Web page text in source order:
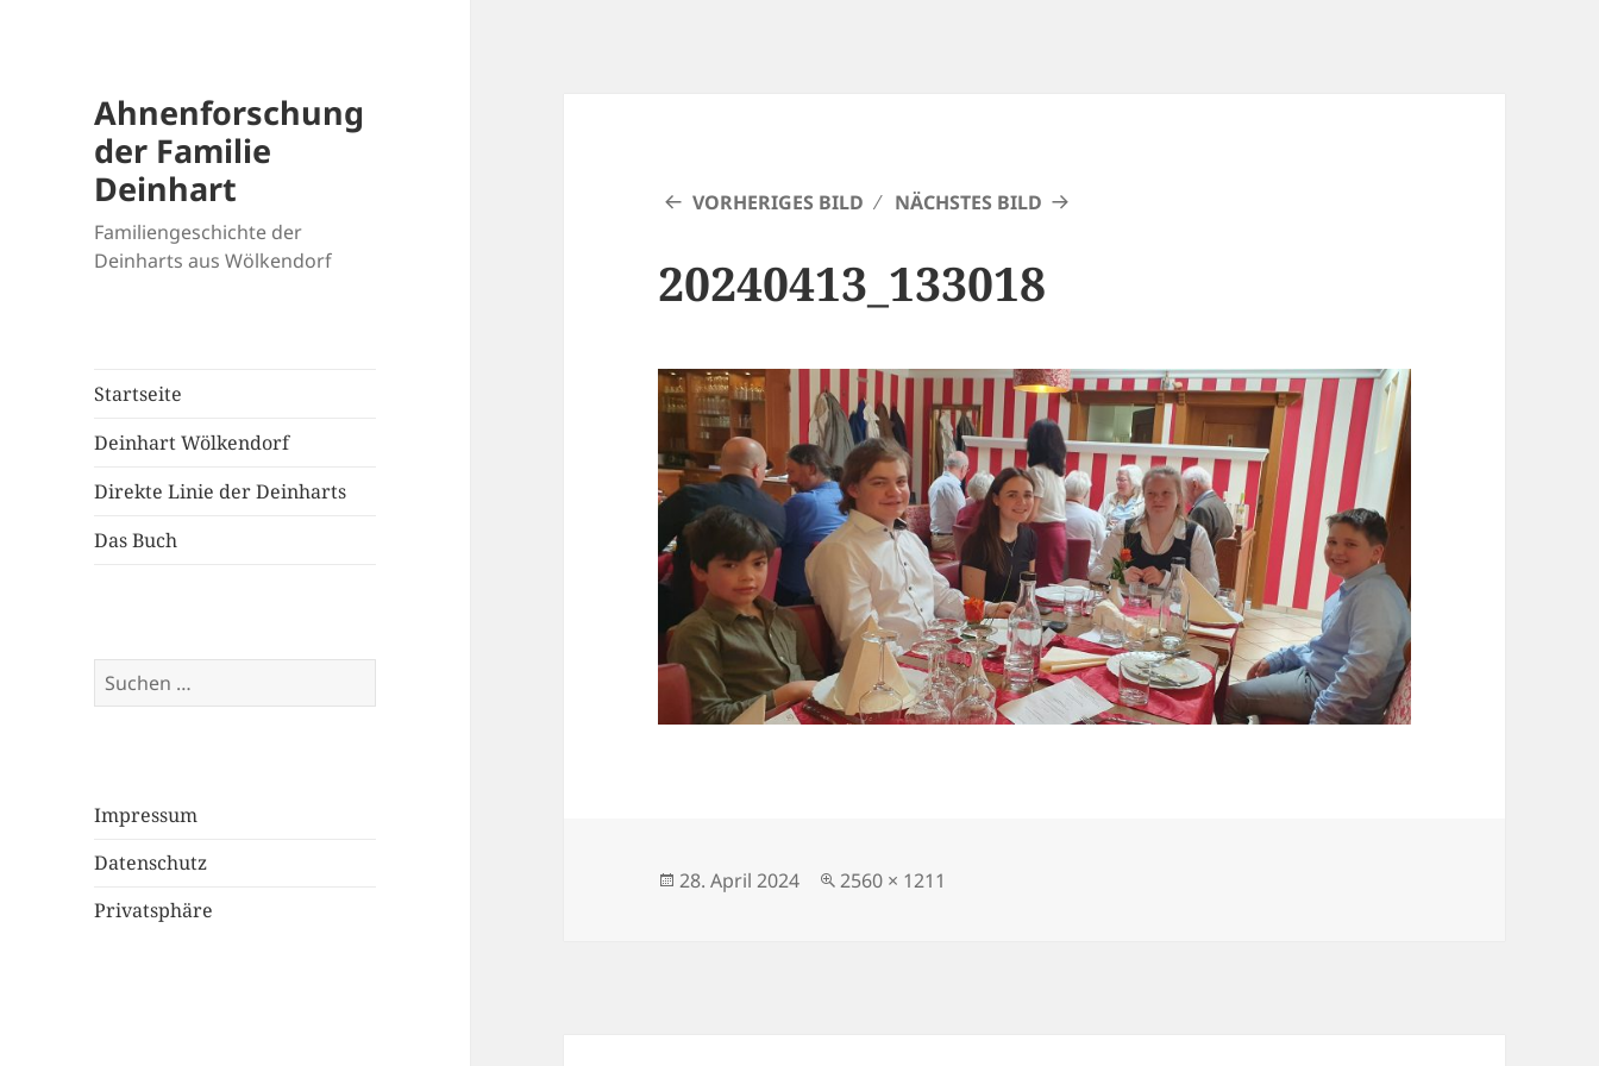
Ahnenforschung
der Familie
Deinhart
Familiengeschichte der
Deinharts aus Wölkendorf
Startseite
Deinhart Wölkendorf
Direkte Linie der Deinharts
Das Buch
Suchen
nach:
Impressum
Datenschutz
Privatsphäre
VORHERIGES BILD NÄCHSTES BILD
20240413_133018
Veröffentlicht
28. April 2024
Volle
2560 × 1211